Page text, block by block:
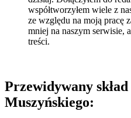
współtworzyłem wiele z
ze względu na moją pracę
mniej na naszym serwisie,
treści.
Przewidywany
Muszyńskiego: